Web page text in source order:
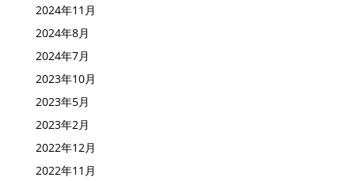
2024年11月
2024年8月
2024年7月
2023年10月
2023年5月
2023年2月
2022年12月
2022年11月